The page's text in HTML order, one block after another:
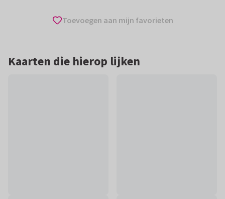
Toevoegen aan mijn favorieten
Kaarten die hierop lijken